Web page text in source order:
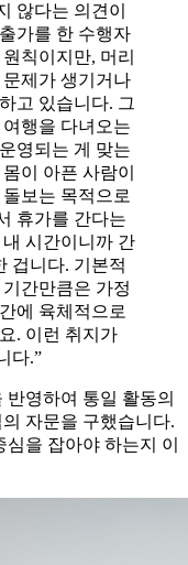
않다는 의견이
가를 한 수행자
칙이지만, 머리
제가 생기거나
고 있습니다. 그
행을 다녀오는
영되는 게 맞는
이 아픈 사람이
보는 목적으로
휴가를 간다는
시간이니까 간
겁니다. 기본적
간만큼은 가정
에 육체적으로
. 이런 취지가
다.”
영하여 통일 활동의
자문을 구했습니다.
을 잡아야 하는지 이